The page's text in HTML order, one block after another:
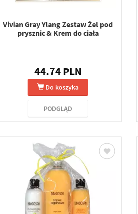
Vivian Gray Ylang Zestaw Żel pod
prysznic & Krem do ciała
44.74 PLN
Do koszyka
PODGLĄD